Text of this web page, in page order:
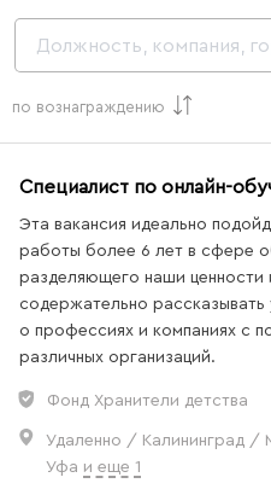
по вознаграждению
Подпишитесь на наш
не пропустить
Специалист по онлайн-
Эта вакансия идеально
работы более 6 лет в сфере
разделяющего наши ценности
содержательно
о профессиях и компаниях с
различных организаций.
Фонд Хранители детства
Удаленно / Калининград /
Уфа и еще 1
обработке персональных
персональных данных
команде
команде